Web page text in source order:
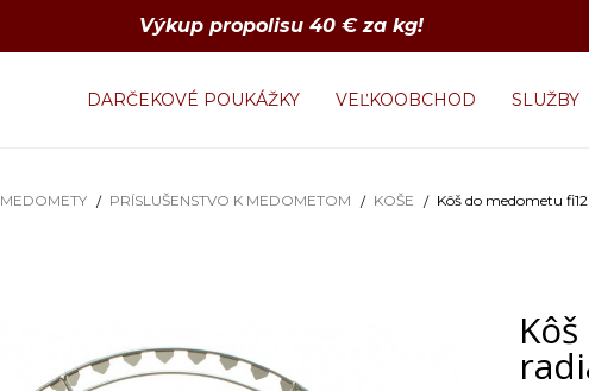
Výkup propolisu 40 € za kg!
DARČEKOVÉ POUKÁŽKY VEĽKOOBCHOD SLUŽBY
MEDOMETY PRÍSLUŠENSTVO K MEDOMETOM KOŠE Kôš do medometu